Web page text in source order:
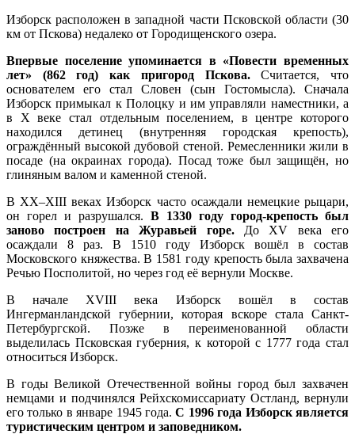
Изборск расположен в западной части Псковской области (30
км от Пскова) недалеко от Городищенского озера.
Впервые поселение упоминается в «Повести временных
лет» (862 год) как пригород Пскова.Считается, что
основателем его стал Словен (сын Гостомысла). Сначала
Изборск примыкал к Полоцку и им управляли наместники, а
в X веке стал отдельным поселением, в центре которого
находился детинец (внутренняя городская крепость),
ограждённый высокой дубовой стеной. Ремесленники жили в
посаде (на окраинах города). Посад тоже был защищён, но
глиняным валом и каменной стеной.
В XX–XIII веках Изборск часто осаждали немецкие рыцари,
он горел и разрушался. В 1330 году город-крепость был
заново построен на Журавьей горе. До XV века его
осаждали 8 раз. В 1510 году Изборск вошёл в состав
Московского княжества. В 1581 году крепость была захвачена
Речью Посполитой, но через год её вернули Москве.
В начале XVIII века Изборск вошёл в состав
Ингерманландской губернии, которая вскоре стала Санкт-
Петербургской. Позже в переименованной области
выделилась Псковская губерния, к которой с 1777 года стал
относиться Изборск.
В годы Великой Отечественной войны город был захвачен
немцами и подчинялся Рейхскомиссариату Остланд, вернули
его только в январе 1945 года.С 1996 года Изборск является
туристическим центром и заповедником.